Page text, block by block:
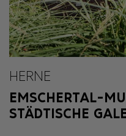
HERNE
EMSCHERTAL-
STÄDTISCHE